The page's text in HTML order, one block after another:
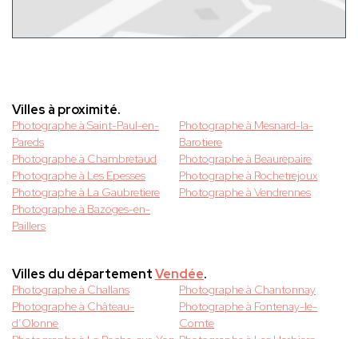
Villes à proximité.
Photographe à Saint-Paul-en-
Pareds
Photographe à Mesnard-la-
Barotiere
Photographe à Chambretaud
Photographe à Beaurepaire
Photographe à Les Epesses
Photographe à Rochetrejoux
Photographe à La Gaubretiere
Photographe à Vendrennes
Photographe à Bazoges-en-
Paillers
Villes du départementVendée.
Photographe à Challans
Photographe à Chantonnay
Photographe à Château-
d’Olonne
Photographe à Fontenay-le-
Comte